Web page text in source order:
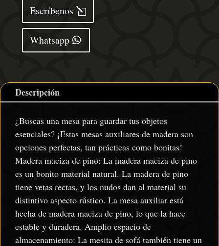
pino
gris
40x40x39
cantidad
Escríbenos
Whatsapp
Descripción
¿Buscas una mesa para guardar tus objetos
esenciales? ¡Estas mesas auxiliares de madera son
opciones perfectas, tan prácticas como bonitas!
Madera maciza de pino: La madera maciza de pino
es un bonito material natural. La madera de pino
tiene vetas rectas, y los nudos dan al material su
distintivo aspecto rústico. La mesa auxiliar está
hecha de madera maciza de pino, lo que la hace
estable y duradera. Amplio espacio de
almacenamiento: La mesita de sofá también tiene un